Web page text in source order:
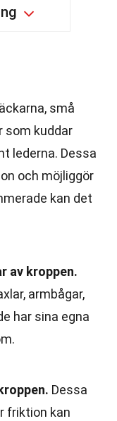
små
som kuddar
lederna. Dessa
och möjliggör
kan det
av kroppen.
armbågar,
har sina egna
Dessa
friktion kan